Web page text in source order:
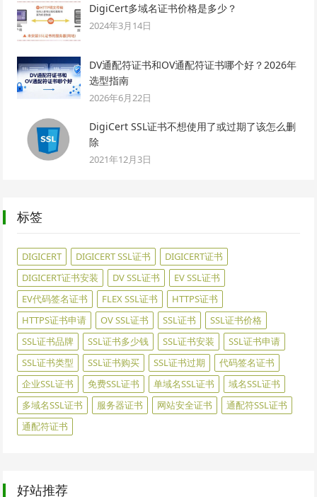
DigiCert多域名证书价格是多少？
2024年3月14日
DV通配符证书和OV通配符证书哪个好？2026年
选型指南
2026年6月22日
DigiCert SSL证书不想使用了或过期了该怎么删
除
2021年12月3日
标签
DIGICERT DIGICERT SSL证书
DIGICERT证书
DIGICERT证书安装
DV SSL证书
EV SSL证书
EV代码签名证书
FLEX SSL证书
HTTPS证书
HTTPS证书申请
OV SSL证书 SSL证书
SSL证书价格
SSL证书品牌
SSL证书多少钱 SSL证书安装
SSL证书申请
SSL证书类型
SSL证书购买 SSL证书过期
代码签名证书
企业SSL证书
免费SSL证书 单域名SSL证书
域名SSL证书
多域名SSL证书
服务器证书 网站安全证书
通配符SSL证书
通配符证书
好站推荐